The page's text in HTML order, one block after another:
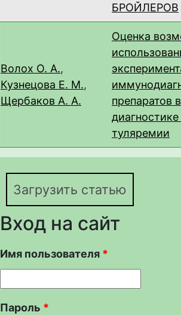
БРОЙЛЕРОВ
Волох О. А.,
Кузнецова Е. М.,
Щербаков А. А.
Оценка
препаратов
туляремии
Загрузить статью
Вход на сайт
Имя пользователя *
Пароль *